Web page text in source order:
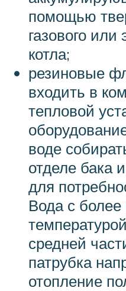
помощью
газового или
котла;
резиновые
входить в
тепловой
воде
отделе бака
для
Вода с более
средней
патрубка
отопление